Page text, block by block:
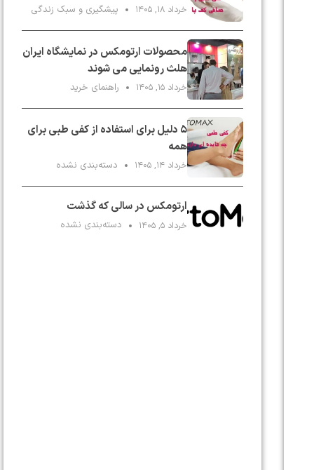
خرداد ۱۸, ۱۴۰۵ پیشگیری و سبک زندگی
محصولات ارتومکس در نمایشگاه ایران
هلث رونمایی می شوند
خرداد ۱۵, ۱۴۰۵ راهنمای خرید
۵ دلیل برای استفاده از کفی طبی برای
همه
خرداد ۱۴, ۱۴۰۵ دسته‌بندی نشده
ارتومکس در سالی که گذشت
خرداد ۵, ۱۴۰۵ دسته‌بندی نشده